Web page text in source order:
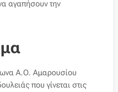
αγαπήσουν την
Α.Ο. Αμαρουσίου
που γίνεται στις